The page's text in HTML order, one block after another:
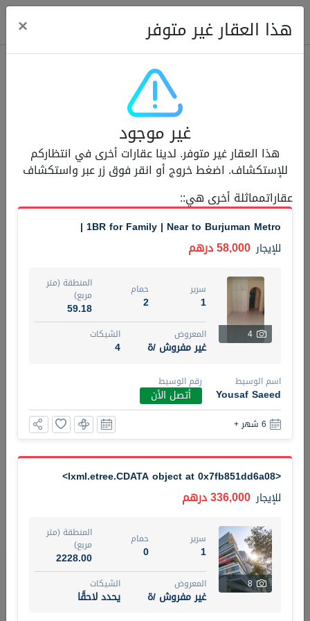
Modern Renovated Unit Near Marina Metro Station
شقة للإيجار 95,000 درهم
3
سرير
1
1
مربع)
المعروض
غير مفروش /ة
اسم الوسيط
NILOOFAR ABBAS VAKIL
رقم الوسيط
ELBRUS TOWER UNIT 2701 ON RENT
شقةللإيجار 95,000 درهم
3
1
2
مربع)
المعروض
مفروش/ ة
اسم الوسيط
ABDEMANAF EQBALBHAI KHANBHAI
KHANBHAI EQBALBHAI SIRAJUDDIN
رقم الوسيط
الأن
تصفية
هذا العقار غير متوفر ×
غير موجود
هذا العقار غير متوفر. لدينا عقارات أخرى في انتظاركم
للإستكشاف. اضغط خروج أو انقر فوق زر عبر واستكشاف
عقاراتمماثلة أخرى هي::
1BR for Family | Near to Burjuman Metro |
للإيجار 58,000 درهم
4
سرير
1
حمام
2
المنطقة (متر
مربع)
59.18
المعروض
غير مفروش /ة
الشيكات
4
اسم الوسيط
Yousaf Saeed
رقم الوسيط
أتصل الأن
6 شهر +
<lxml.etree.CDATA object at 0x7fb851dd6a08>
للإيجار 336,000 درهم
8
سرير
1
حمام
0
المنطقة (متر
مربع)
2228.00
المعروض
غير مفروش /ة
الشيكات
يحدد لاحقًا